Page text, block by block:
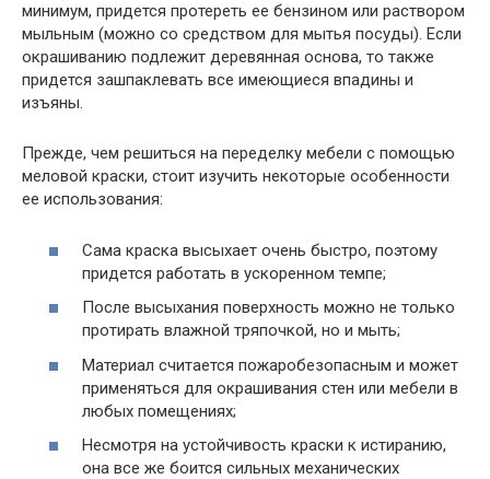
минимум, придется протереть ее бензином или раствором
мыльным (можно со средством для мытья посуды). Если
окрашиванию подлежит деревянная основа, то также
придется зашпаклевать все имеющиеся впадины и
изъяны.
Прежде, чем решиться на переделку мебели с помощью
меловой краски, стоит изучить некоторые особенности
ее использования:
Сама краска высыхает очень быстро, поэтому
придется работать в ускоренном темпе;
После высыхания поверхность можно не только
протирать влажной тряпочкой, но и мыть;
Материал считается пожаробезопасным и может
применяться для окрашивания стен или мебели в
любых помещениях;
Несмотря на устойчивость краски к истиранию,
она все же боится сильных механических